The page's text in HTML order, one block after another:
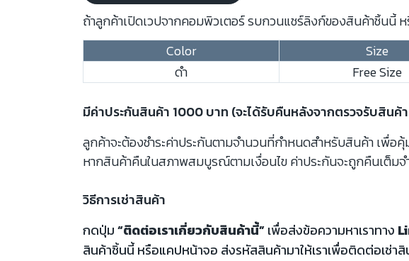
ถ้าลูกค้าเปิดเวปจากคอมพิวเตอร์ รบกวนแชร์ลิงก์ของสินค้าชิ้นนี้
Color
Size
ดำ
Free Size
มีค่าประกันสินค้า 1000 บาท (จะได้รับคืนหลังจากตรวจรับสินค้
ลูกค้าจะต้องชำระค่าประกันตามจำนวนที่กำหนดสำหรับสินค้า เพื่อ
หากสินค้าคืนในสภาพสมบูรณ์ตามเงื่อนไข ค่าประกันจะถูกคืนเต็ม
วิธีการเช่าสินค้า
กดปุ่ม“ติดต่อเราเกี่ยวกับสินค้านี้”เพื่อส่งข้อความหาเราทาง
สินค้าชิ้นนี้ หรือแคปหน้าจอ ส่งรหัสสินค้ามาให้เราเพื่อติดต่อเช่าสิ